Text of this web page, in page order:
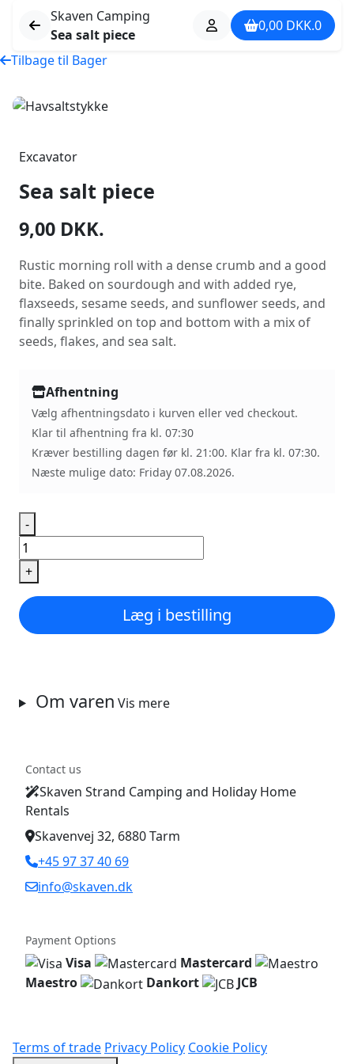
Skaven Camping
Sea salt piece
0,00 DKK.0
Tilbage til Bager
Excavator
Sea salt piece
9,00 DKK.
Rustic morning roll with a dense crumb and a good
bite. Baked on sourdough and with added rye,
flaxseeds, sesame seeds, and sunflower seeds, and
finally sprinkled on top and bottom with a mix of
seeds, flakes, and sea salt.
Afhentning
Vælg afhentningsdato i kurven eller ved checkout.
Klar til afhentning fra kl. 07:30
Kræver bestilling dagen før kl. 21:00. Klar fra kl. 07:30.
Næste mulige dato: Friday 07.08.2026.
-
Havsaltstykke
quantity
+
Læg i bestilling
Om varen Vis mere
Contact us
Skaven Strand Camping and Holiday Home
Rentals
Skavenvej 32, 6880 Tarm
+45 97 37 40 69
info@skaven.dk
Payment Options
Visa
Mastercard
Maestro
Dankort JCB
Terms of trade Privacy Policy Cookie Policy